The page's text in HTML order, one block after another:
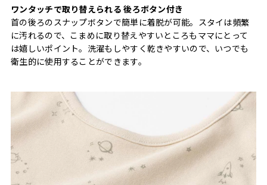
ワンタッチで取り替えられる 後ろボタン付き
首の後ろのスナップボタンで簡単に着脱が可能。スタイは頻繁
に汚れるので、こまめに取り替えやすいところもママにとって
は嬉しいポイント。洗濯もしやすく乾きやすいので、いつでも
衛生的に使用することができます。